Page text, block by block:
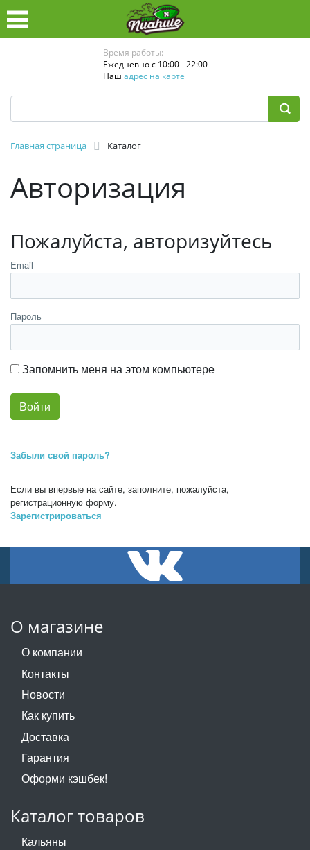
Время работы:
Ежедневно с 10:00 - 22:00
Наш адрес на карте
Главная страница Каталог
Авторизация
Пожалуйста, авторизуйтесь
Email
Пароль
Запомнить меня на этом компьютере
Забыли свой пароль?
Если вы впервые на сайте, заполните, пожалуйста,
регистрационную форму.
Зарегистрироваться
О магазине
О компании
Контакты
Новости
Как купить
Доставка
Гарантия
Оформи кэшбек!
Каталог товаров
Кальяны